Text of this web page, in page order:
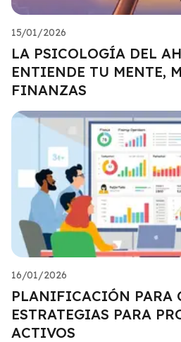
15/01/2026
LA PSICOLOGÍA DEL
ENTIENDE TU MENTE,
FINANZAS
16/01/2026
PLANIFICACIÓN PARA
ESTRATEGIAS PARA
ACTIVOS